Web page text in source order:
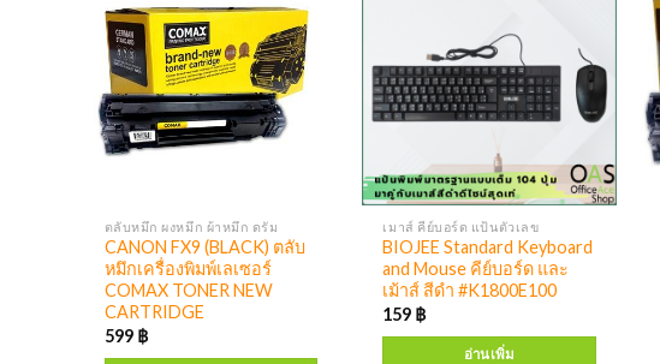
เมาส์ คีย์บอร์ด แป้นตัวเลข
BIOJEE Standard Keyboard
and Mouse คีย์บอร์ด และ
เม้าส์ สีดำ #K1800E100
159 ฿
อ่านเพิ่ม
ตลับหมึก ผงหมึก ผ้าหมึก ดรัม
CANON FX9 (BLACK) ตลับ
หมึกเครื่องพิมพ์เลเซอร์
COMAX TONER NEW
CARTRIDGE
599 ฿